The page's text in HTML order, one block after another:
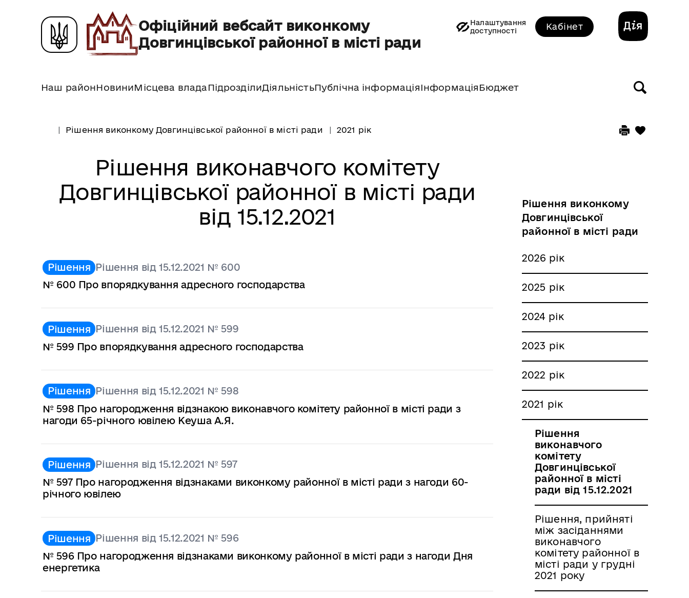
Офіційний вебсайт виконкому
Довгинцівської районної в місті ради
Налаштування
доступності
Кабінет
Наш районНовиниМісцева влада ПідрозділиДіяльністьПублічна інформація Інформація Бюджет
Рішення виконкому Довгинцівської районної в місті ради 2021 рік
Рішення виконавчого комітету
Довгинцівської районної в місті ради
від 15.12.2021
Рішення Рішення від 15.12.2021 № 600
№ 600 Про впорядкування адресного господарства
Рішення Рішення від 15.12.2021 № 599
№ 599 Про впорядкування адресного господарства
Рішення Рішення від 15.12.2021 № 598
№ 598 Про нагородження відзнакою виконавчого комітету районної в місті ради з
нагоди 65-річного ювілею Кеуша А.Я.
Рішення Рішення від 15.12.2021 № 597
№ 597 Про нагородження відзнаками виконкому районної в місті ради з нагоди 60-
річного ювілею
Рішення Рішення від 15.12.2021 № 596
№ 596 Про нагородження відзнаками виконкому районної в місті ради з нагоди Дня
енергетика
Рішення виконкому
Довгинцівської
районної в місті ради
2026 рік
2025 рік
2024 рік
2023 рік
2022 рік
2021 рік
Рішення
виконавчого
комітету
Довгинцівської
районної в місті
ради від 15.12.2021
Рішення, прийняті
між засіданнями
виконавчого
комітету районної в
місті ради у грудні
2021 року